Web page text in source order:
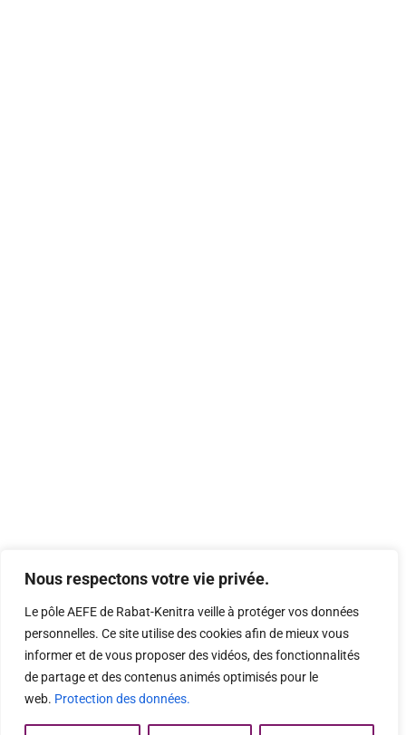
Nous respectons votre vie privée.
Le pôle AEFE de Rabat-Kenitra veille à protéger vos données
personnelles. Ce site utilise des cookies afin de mieux vous
informer et de vous proposer des vidéos, des fonctionnalités
de partage et des contenus animés optimisés pour le
web. Protection des données.